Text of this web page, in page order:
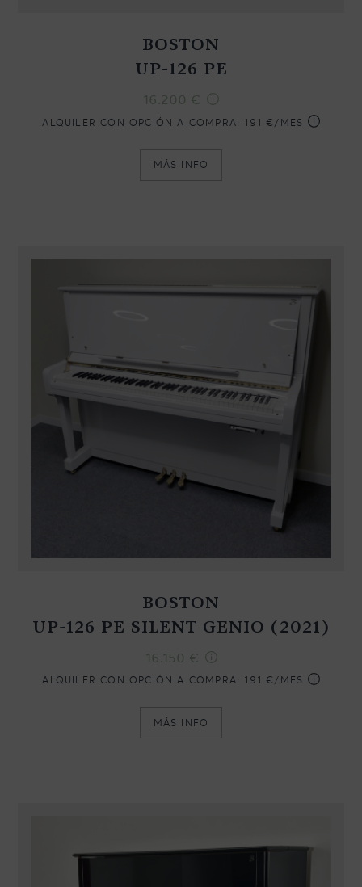
BOSTON
UP-126 PE
16.200 €
ALQUILER CON OPCIÓN A COMPRA: 191 €/MES
MÁS INFO
BOSTON
UP-126 PE SILENT GENIO (2021)
16.150 €
ALQUILER CON OPCIÓN A COMPRA: 191 €/MES
MÁS INFO